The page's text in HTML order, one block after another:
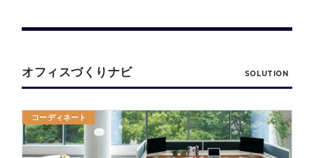
オフィスづくりナビ SOLUTION
コーディネート